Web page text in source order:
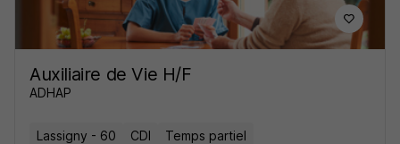
Auxiliaire de Vie H/F
ADHAP
Lassigny - 60 CDI
Temps partiel